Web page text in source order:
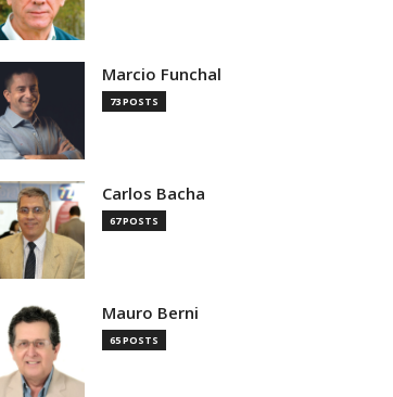
Marcio Funchal
73 POSTS
Carlos Bacha
67 POSTS
Mauro Berni
65 POSTS